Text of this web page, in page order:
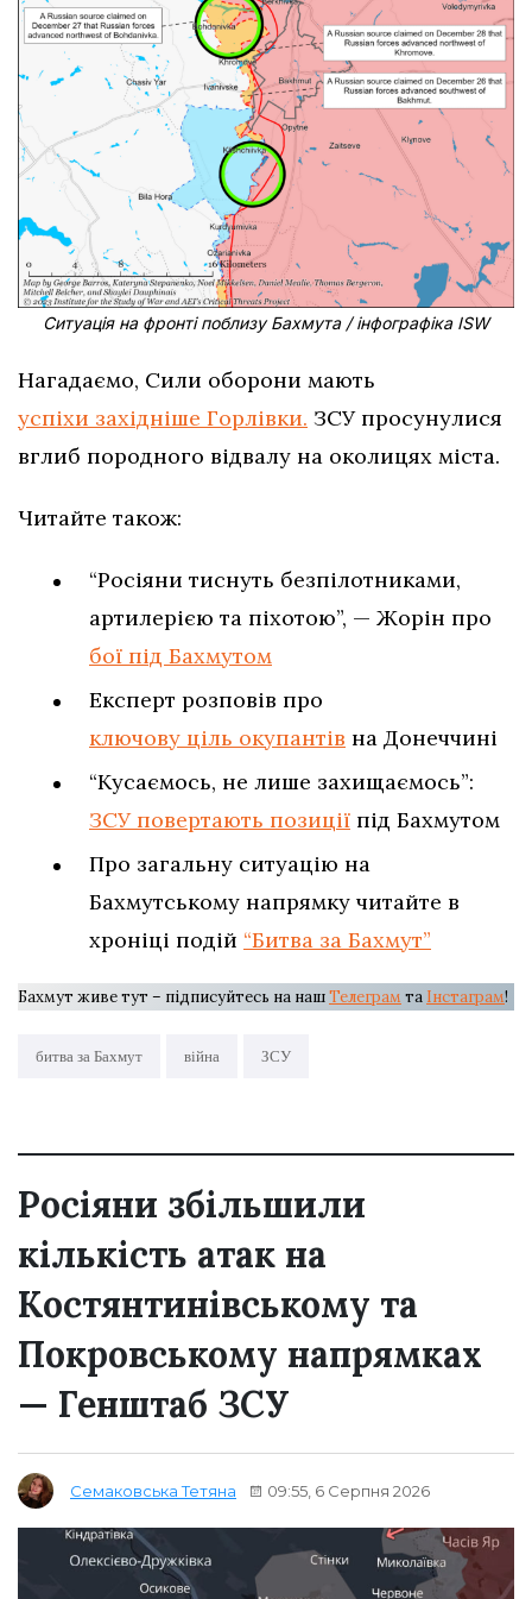
Ситуація на фронті поблизу Бахмута / інфографіка ISW
Нагадаємо, Сили оборони мають
успіхи західніше Горлівки. ЗСУ просунулися
вглиб породного відвалу на околицях міста.
Читайте також:
“Росіяни тиснуть безпілотниками,
артилерією та піхотою”, — Жорін про
бої під Бахмутом
Експерт розповів про
ключову ціль окупантів на Донеччині
“Кусаємось, не лише захищаємось”:
ЗСУ повертають позиції під Бахмутом
Про загальну ситуацію на
Бахмутському напрямку читайте в
хроніці подій “Битва за Бахмут”
Бахмут живе тут – підписуйтесь на нашТелеграм та Інстаграм!
битва за Бахмут війна ЗСУ
Росіяни збільшили
кількість атак на
Костянтинівському та
Покровському напрямках
— Генштаб ЗСУ
Семаковська Тетяна 09:55, 6 Серпня 2026